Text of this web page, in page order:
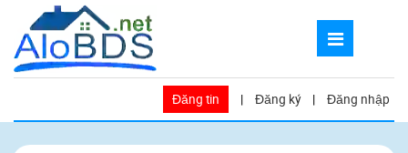
Đăng tin | Đăng ký | Đăng nhập